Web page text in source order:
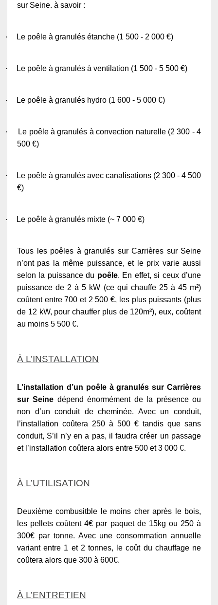
sur Seine. à savoir :
· Le poêle à granulés étanche (1 500 - 2 000 €)
· Le poêle à granulés à ventilation (1 500 - 5 500 €)
· Le poêle à granulés hydro (1 600 - 5 000 €)
·
Le poêle à granulés à convection naturelle (2 300 - 4
500 €)
·
Le poêle à granulés avec canalisations (2 300 - 4 500
€)
· Le poêle à granulés mixte (~ 7 000 €)
Tous les poêles à granulés sur Carrières sur Seine
n’ont pas la même puissance, et le prix varie aussi
selon la puissance du poêle. En effet, si ceux d’une
puissance de 2 à 5 kW (ce qui chauffe 25 à 45 m²)
coûtent entre 700 et 2 500 €, les plus puissants (plus
de 12 kW, pour chauffer plus de 120m²), eux, coûtent
au moins 5 500 €.
À L’INSTALLATION
L’installation d’un poêle à granulés sur Carrières
sur Seine dépend énormément de la présence ou
non d’un conduit de cheminée. Avec un conduit,
l’installation coûtera 250 à 500 € tandis que sans
conduit, S’il n’y en a pas, il faudra créer un passage
et l’installation coûtera alors entre 500 et 3 000 €.
À L’UTILISATION
Deuxième combusitble le moins cher après le bois,
les pellets coûtent 4€ par paquet de 15kg ou 250 à
300€ par tonne. Avec une consommation annuelle
variant entre 1 et 2 tonnes, le coût du chauffage ne
coûtera alors que 300 à 600€.
À L’ENTRETIEN